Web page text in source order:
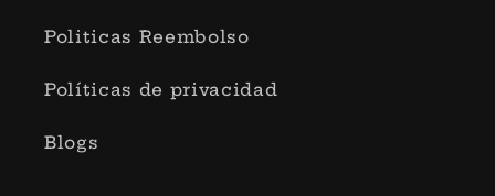
Politicas Reembolso
Políticas de privacidad
Blogs